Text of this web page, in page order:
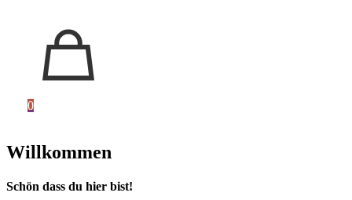
0
Willkommen
Schön dass du hier bist!